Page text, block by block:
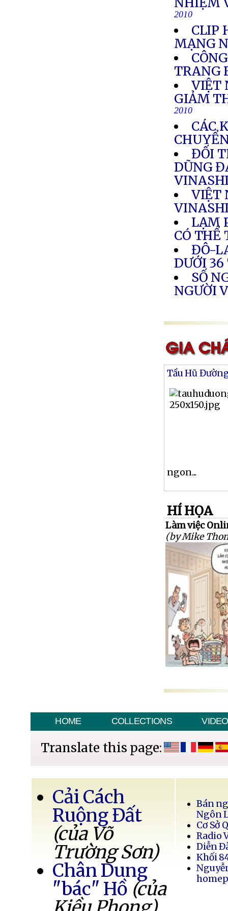
2010
CLIP
MẠNG
TRANG
VIỆT
GIẢM
2010
CÁC
ĐỐI
DŨNG
VIỆT
LẠM
CÓ THỂ
ĐÔ-
DƯỚI
SỐ
NGƯỜI
Tầu Hũ
ngon...
HÍ HỌA
Làm việc
(by Mike
HOME COLLECTIONS VIDEO
Translate this page:
Cải Cách
Ruộng Đất
(của Võ
Trường Sơn)
Chân Dung
"bác" Hồ (của
Bán
Ngôn
Cơ Sở
Radio
Diễn
Khối